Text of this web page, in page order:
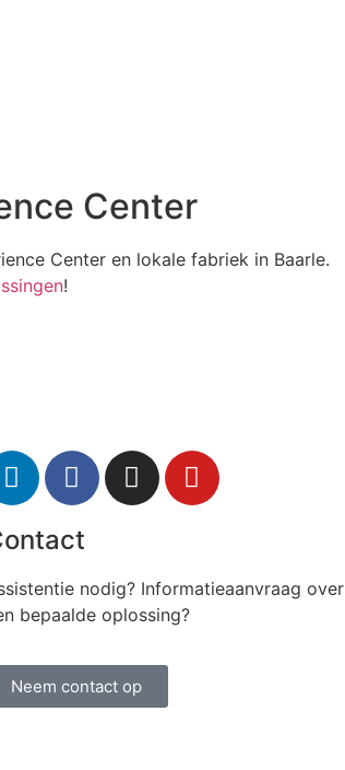
Center
Center en lokale fabriek in Baarle.
!
nodig? Informatieaanvraag over
bepaalde oplossing?
Neem contact op